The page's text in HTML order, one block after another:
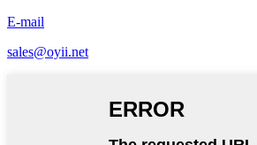
E-mail
sales@oyii.net